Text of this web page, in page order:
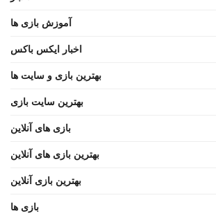
آموزش بازی ها
اخبار ایکس باکس
بهترین بازی و سایت ها
بهترین سایت بازی
بازی های آنلاین
بهترین بازی های آنلاین
بهترین بازی آنلاین
بازی ها